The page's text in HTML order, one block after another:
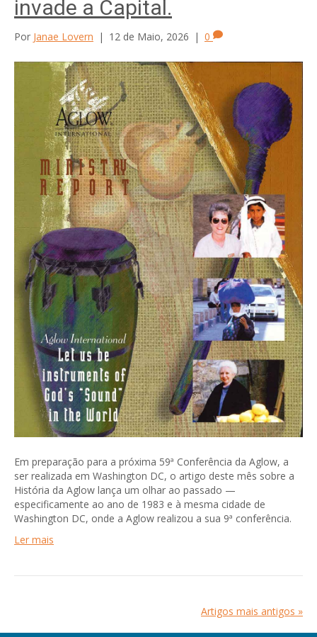
invade a Capital.
Por Janae Lovern | 12 de Maio, 2026 | 0
Em preparação para a próxima 59ª Conferência da Aglow, a
ser realizada em Washington DC, o artigo deste mês sobre a
História da Aglow lança um olhar ao passado —
especificamente ao ano de 1983 e à mesma cidade de
Washington DC, onde a Aglow realizou a sua 9ª conferência.
Ler mais
Artigos mais antigos »